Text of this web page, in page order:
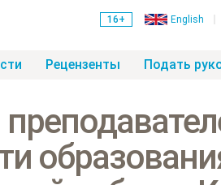
16+ English
Рецензенты Подать